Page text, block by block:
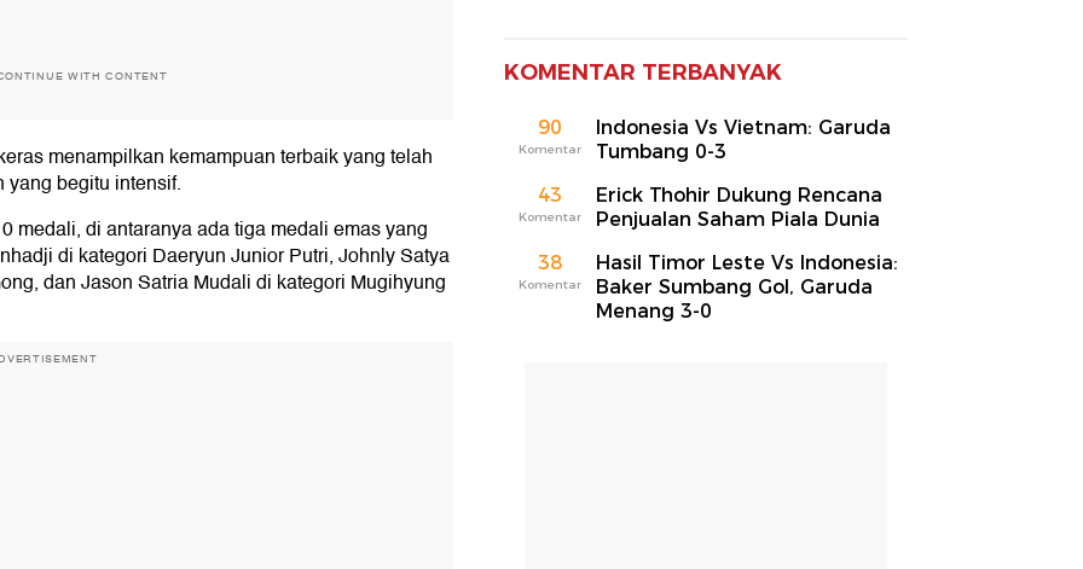
WITH CONTENT
menampilkan kemampuan terbaik yang telah
yang begitu intensif.
medali, di antaranya ada tiga medali emas yang
di kategori Daeryun Junior Putri, Johnly Satya
dan Jason Satria Mudali di kategori Mugihyung
KOMENTAR TERBANYAK
90
Komentar
Indonesia Vs Vietnam: Garuda
Tumbang 0-3
43
Komentar
Erick Thohir Dukung Rencana
Penjualan Saham Piala Dunia
38
Komentar
Hasil Timor Leste Vs Indonesia:
Baker Sumbang Gol, Garuda
Menang 3-0